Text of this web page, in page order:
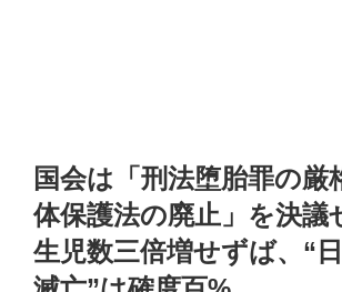
国会は「刑法堕胎罪の厳
体保護法の廃止」を決
生児数三倍増せずば、“